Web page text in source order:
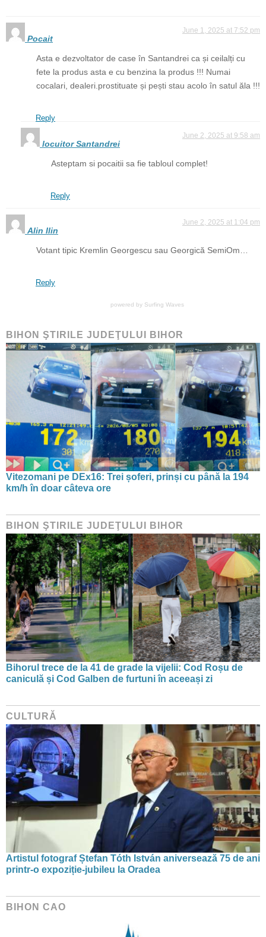
Pocait
June 1, 2025 at 7:52 pm
Asta e dezvoltator de case în Santandrei ca și ceilalți cu
fete la produs asta e cu benzina la produs !!! Numai
cocalari, dealeri.prostituate și pești stau acolo în satul ăla !!!
Reply
locuitor Santandrei
June 2, 2025 at 9:58 am
Asteptam si pocaitii sa fie tabloul complet!
Reply
Alin Ilin
June 2, 2025 at 1:04 pm
Votant tipic Kremlin Georgescu sau Georgică SemiOm…
Reply
powered by Surfing Waves
BIHON ŞTIRILE JUDEŢULUI BIHOR
Vitezomani pe DEx16: Trei șoferi, prinși cu până la 194
km/h în doar câteva ore
BIHON ŞTIRILE JUDEŢULUI BIHOR
Bihorul trece de la 41 de grade la vijelii: Cod Roșu de
caniculă și Cod Galben de furtuni în aceeași zi
CULTURĂ
Artistul fotograf Ștefan Tóth István aniversează 75 de ani
printr-o expoziție-jubileu la Oradea
BIHON CAO